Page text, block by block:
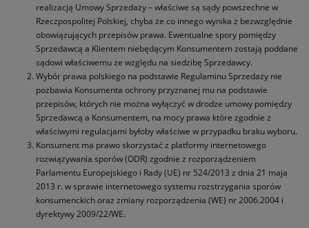
realizacją Umowy Sprzedaży – właściwe są sądy powszechne w
Rzeczpospolitej Polskiej, chyba że co innego wynika z bezwzględnie
obowiązujących przepisów prawa. Ewentualne spory pomiędzy
Sprzedawcą a Klientem niebędącym Konsumentem zostają poddane
sądowi właściwemu ze względu na siedzibę Sprzedawcy.
Wybór prawa polskiego na podstawie Regulaminu Sprzedaży nie
pozbawia Konsumenta ochrony przyznanej mu na podstawie
przepisów, których nie można wyłączyć w drodze umowy pomiędzy
Sprzedawcą a Konsumentem, na mocy prawa które zgodnie z
właściwymi regulacjami byłoby właściwe w przypadku braku wyboru.
Konsument ma prawo skorzystać z platformy internetowego
rozwiązywania sporów (ODR) zgodnie z rozporządzeniem
Parlamentu Europejskiego i Rady (UE) nr 524/2013 z dnia 21 maja
2013 r. w sprawie internetowego systemu rozstrzygania sporów
konsumenckich oraz zmiany rozporządzenia (WE) nr 2006.2004 i
dyrektywy 2009/22/WE.